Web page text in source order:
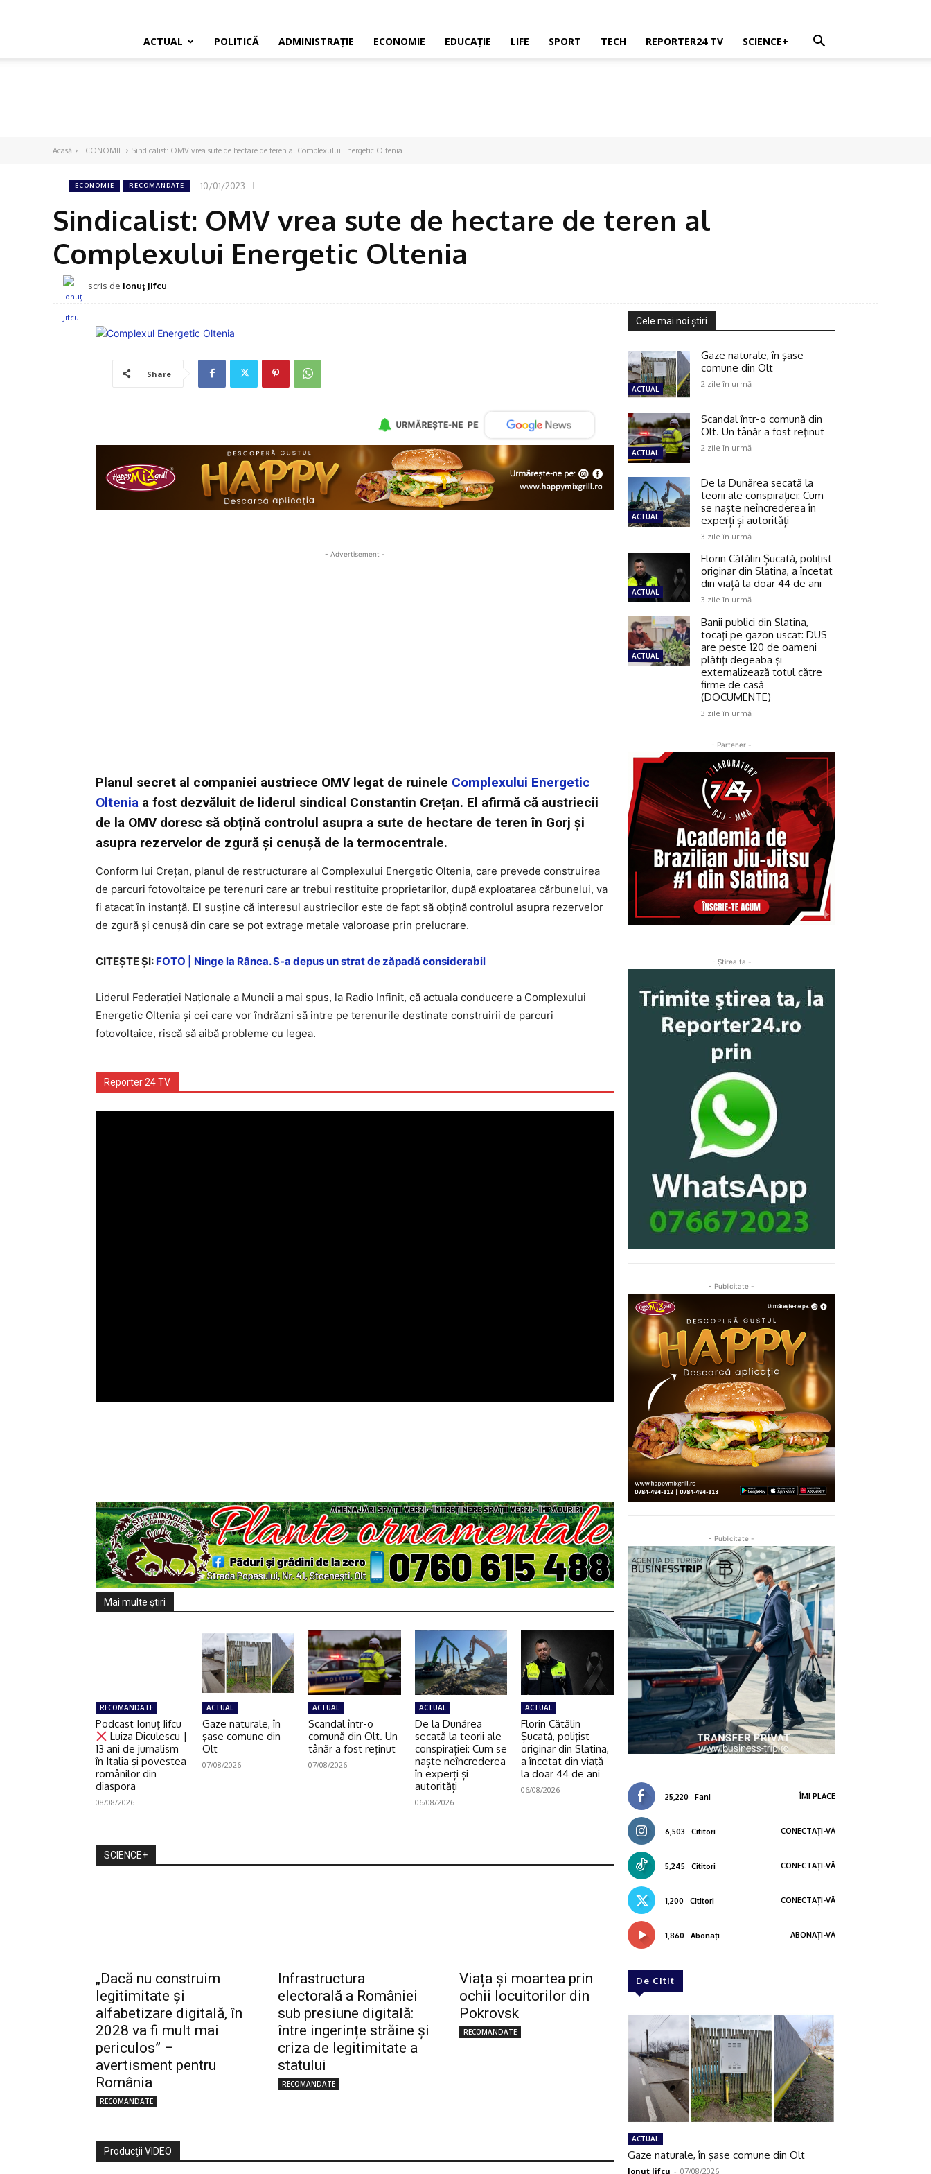
ACTUAL POLITICĂ ADMINISTRAŢIE ECONOMIE EDUCAŢIE LIFE SPORT TECH REPORTER24 TV SCIENCE+
Acasă ECONOMIE Sindicalist: OMV vrea sute de hectare de teren al Complexului Energetic Oltenia
ECONOMIE RECOMANDATE 10/01/2023
Sindicalist: OMV vrea sute de hectare de teren al
Complexului Energetic Oltenia
scris de Ionuţ Jifcu
Share
- Advertisement -
Planul secret al companiei austriece OMV legat de ruinele Complexului Energetic
Oltenia a fost dezvăluit de liderul sindical Constantin Crețan. El afirmă că austriecii
de la OMV doresc să obțină controlul asupra a sute de hectare de teren în Gorj și
asupra rezervelor de zgură și cenușă de la termocentrale.
Conform lui Crețan, planul de restructurare al Complexului Energetic Oltenia, care prevede construirea
de parcuri fotovoltaice pe terenuri care ar trebui restituite proprietarilor, după exploatarea cărbunelui, va
fi atacat în instanță. El susține că interesul austriecilor este de fapt să obțină controlul asupra rezervelor
de zgură și cenușă din care se pot extrage metale valoroase prin prelucrare.
CITEŞTE ŞI: FOTO | Ninge la Rânca. S-a depus un strat de zăpadă considerabil
Liderul Federației Naționale a Muncii a mai spus, la Radio Infinit, că actuala conducere a Complexului
Energetic Oltenia și cei care vor îndrăzni să intre pe terenurile destinate construirii de parcuri
fotovoltaice, riscă să aibă probleme cu legea.
Reporter 24 TV
Mai multe ştiri
RECOMANDATE
Podcast Ionuţ Jifcu
Luiza Diculescu |
13 ani de jurnalism
în Italia și povestea
românilor din
diaspora
08/08/2026
ACTUAL
Gaze naturale, în
şase comune din
Olt
07/08/2026
ACTUAL
Scandal într-o
comună din Olt. Un
tânăr a fost reţinut
07/08/2026
ACTUAL
De la Dunărea
secată la teorii ale
conspirației: Cum se
naște neîncrederea
în experți și
autorități
06/08/2026
ACTUAL
Florin Cătălin
Șucată, poliţist
originar din Slatina,
a încetat din viață
la doar 44 de ani
06/08/2026
SCIENCE+
„Dacă nu construim
legitimitate și
alfabetizare digitală, în
2028 va fi mult mai
periculos” –
avertisment pentru
România
RECOMANDATE
Infrastructura
electorală a României
sub presiune digitală:
între ingerințe străine și
criza de legitimitate a
statului
RECOMANDATE
Viața și moartea prin
ochii locuitorilor din
Pokrovsk
RECOMANDATE
Producţii VIDEO
Cele mai noi ştiri
ACTUAL
Gaze naturale, în şase
comune din Olt
2 zile în urmă
ACTUAL
Scandal într-o comună din
Olt. Un tânăr a fost reţinut
2 zile în urmă
ACTUAL
De la Dunărea secată la
teorii ale conspirației: Cum
se naște neîncrederea în
experți și autorități
3 zile în urmă
ACTUAL
Florin Cătălin Șucată, poliţist
originar din Slatina, a încetat
din viață la doar 44 de ani
3 zile în urmă
ACTUAL
Banii publici din Slatina,
tocaţi pe gazon uscat: DUS
are peste 120 de oameni
plătiţi degeaba şi
externalizează totul către
firme de casă
(DOCUMENTE)
3 zile în urmă
- Partener -
- Ştirea ta -
- Publicitate -
- Publicitate -
25,220 Fani ÎMI PLACE
6,503 Cititori CONECTAȚI-VĂ
5,245 Cititori CONECTAȚI-VĂ
1,200 Cititori CONECTAȚI-VĂ
1,860 Abonați ABONAȚI-VĂ
De Citit
ACTUAL
Gaze naturale, în şase comune din Olt
Ionuţ Jifcu - 07/08/2026